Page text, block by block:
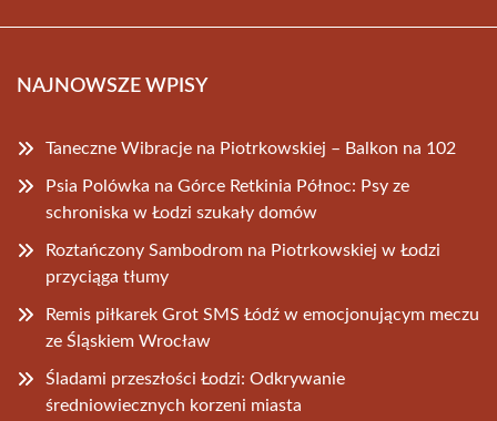
NAJNOWSZE WPISY
Taneczne Wibracje na Piotrkowskiej – Balkon na 102
Psia Polówka na Górce Retkinia Północ: Psy ze
schroniska w Łodzi szukały domów
Roztańczony Sambodrom na Piotrkowskiej w Łodzi
przyciąga tłumy
Remis piłkarek Grot SMS Łódź w emocjonującym meczu
ze Śląskiem Wrocław
Śladami przeszłości Łodzi: Odkrywanie
średniowiecznych korzeni miasta